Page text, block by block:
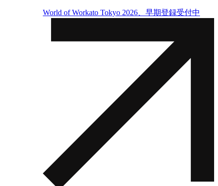
World of Workato Tokyo 2026、早期登録受付中